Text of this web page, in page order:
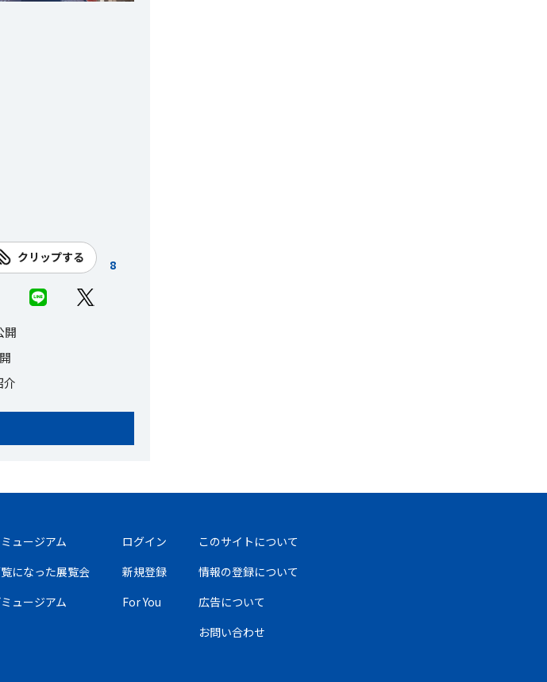
クリップする 8
開
介
ュージアム
になった展覧会
ュージアム
ログイン
新規登録
For You
このサイトについて
情報の登録について
広告について
お問い合わせ